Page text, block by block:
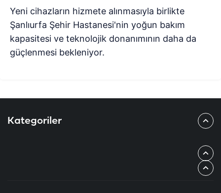
Yeni cihazların hizmete alınmasıyla birlikte
Şanlıurfa Şehir Hastanesi'nin yoğun bakım
kapasitesi ve teknolojik donanımının daha da
güçlenmesi bekleniyor.
Kategoriler